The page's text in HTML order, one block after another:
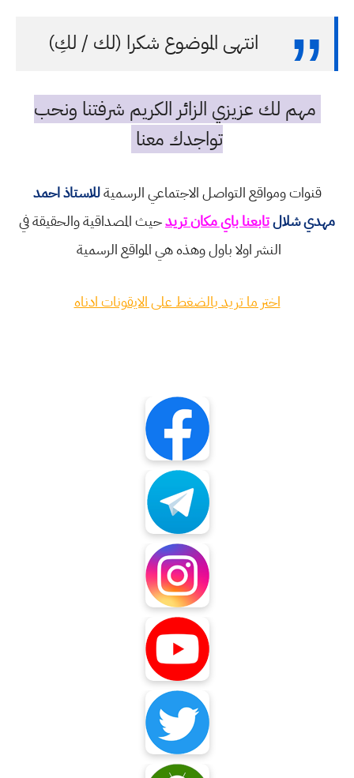
انتهى الموضوع شكرا (لك / لكِ)
مهم لك عزيزي الزائر الكريم شرفتنا ونحب
تواجدك معنا
قنوات ومواقع التواصل الاجتماعي الرسميةللاستاذ احمد
مهدي شلالتابعنا باي مكان تريدحيث المصداقية والحقيقة في
النشر اولا باول وهذه هي المواقع الرسمية
اختر ما تريد بالضغط على الايقونات ادناه